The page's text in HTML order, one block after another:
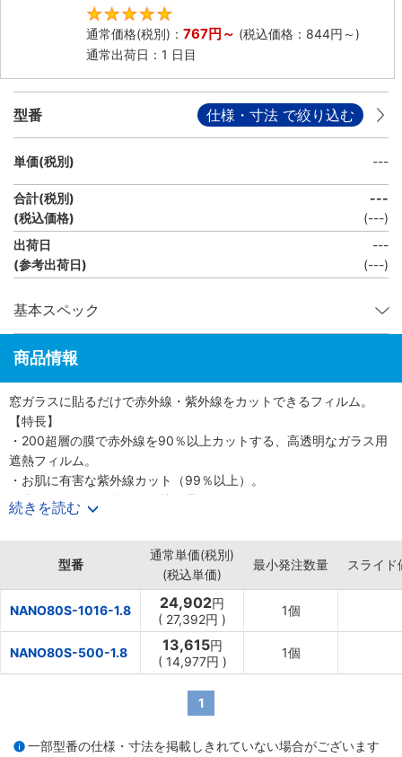
通常価格(税別)： 767円 ～ (税込価格： 844円 ～)
通常出荷日：1 日目
型番 仕様・寸法 で絞り込む
単価(税別) ---
合計(税別)
(税込価格)
---
(---)
出荷日
(参考出荷日)
---
(---)
基本スペック
商品情報
窓ガラスに貼るだけで赤外線・紫外線をカットできるフィルム。
【特長】
・200超層の膜で赤外線を90％以上カットする、高透明なガラス用
遮熱フィルム。
・お肌に有害な紫外線カット（99％以上）。
・真夏のジリジリ焼ける不快な暑さをカット。
・窓ガラスが割れても破片の落下を防いで安全な飛散防止効果。
・冷房効率のアップ、窓際の暑さ対策に。
続きを読む
型番
通常単価(税別)
(税込単価)
最小発注数量 スライド
NANO80S-1016-1.8 24,902円
( 27,392円 )
1個
NANO80S-500-1.8 13,615円
( 14,977円 )
1個
1
一部型番の仕様・寸法を掲載しきれていない場合がございます